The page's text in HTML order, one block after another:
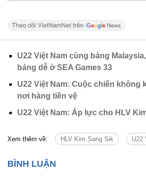
U22 Việt Nam cùng bảng
bảng dễ ở SEA Games 33
U22 Việt Nam: Cuộc chiến không
nơi hàng tiền vệ
U22 Việt Nam: Áp lực cho HLV
Xem thêm về: HLV Kim Sang Sik U22